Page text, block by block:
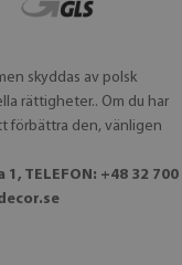
skyddas av polsk
rättigheter.. Om du har
förbättra den, vänligen
TELEFON: +48 32 700